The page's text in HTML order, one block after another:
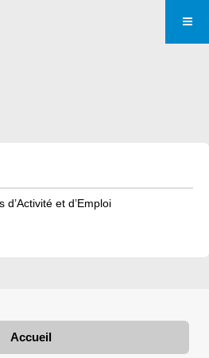
d’Activité et d’Emploi
Accueil